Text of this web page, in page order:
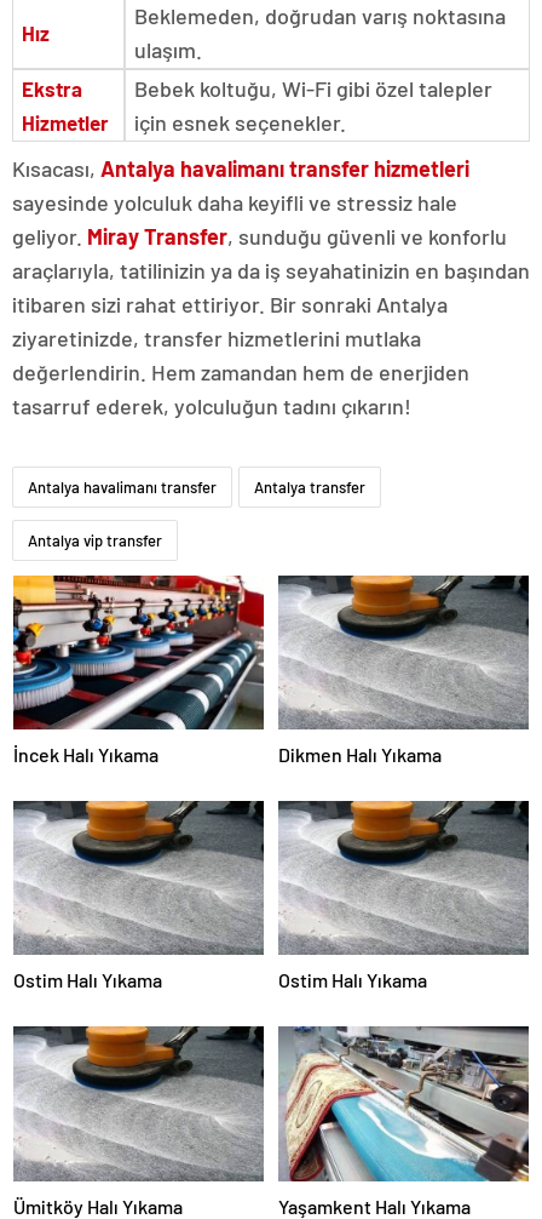
Hız
Beklemeden, doğrudan varış noktasına
ulaşım.
Ekstra
Hizmetler
Bebek koltuğu, Wi-Fi gibi özel talepler
için esnek seçenekler.
Kısacası, Antalya havalimanı transfer hizmetleri
sayesinde yolculuk daha keyifli ve stressiz hale
geliyor. Miray Transfer, sunduğu güvenli ve konforlu
araçlarıyla, tatilinizin ya da iş seyahatinizin en başından
itibaren sizi rahat ettiriyor. Bir sonraki Antalya
ziyaretinizde, transfer hizmetlerini mutlaka
değerlendirin. Hem zamandan hem de enerjiden
tasarruf ederek, yolculuğun tadını çıkarın!
Antalya havalimanı transfer Antalya transfer
Antalya vip transfer
İncek Halı Yıkama Dikmen Halı Yıkama
Ostim Halı Yıkama Ostim Halı Yıkama
Ümitköy Halı Yıkama Yaşamkent Halı Yıkama